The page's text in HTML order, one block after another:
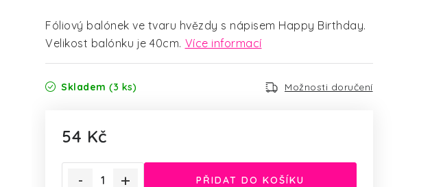
Fóliový balónek ve tvaru hvězdy s nápisem Happy Birthday.
Velikost balónku je 40cm. Více informací
Skladem (3 ks) Možnosti doručení
54 Kč
PŘIDAT DO KOŠÍKU